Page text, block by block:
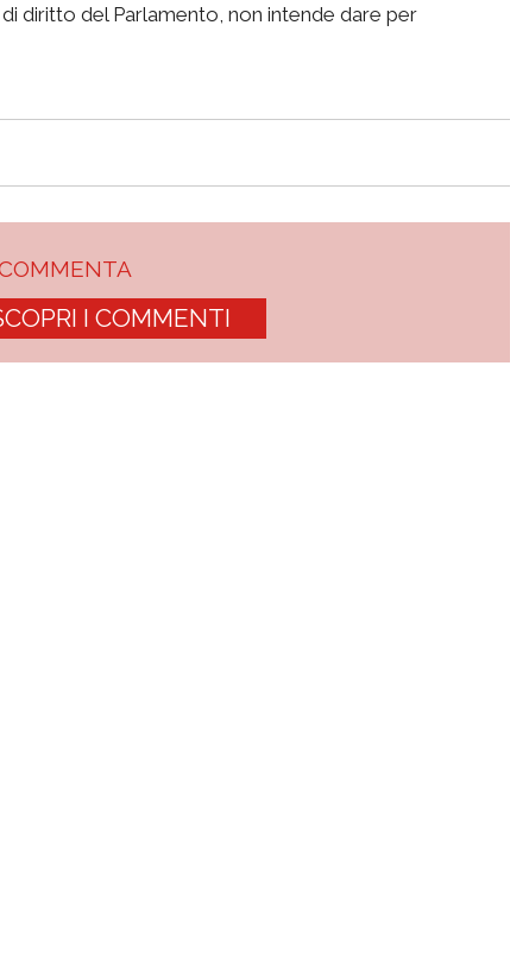
diritto del Parlamento, non intende dare per
I COMMENTI